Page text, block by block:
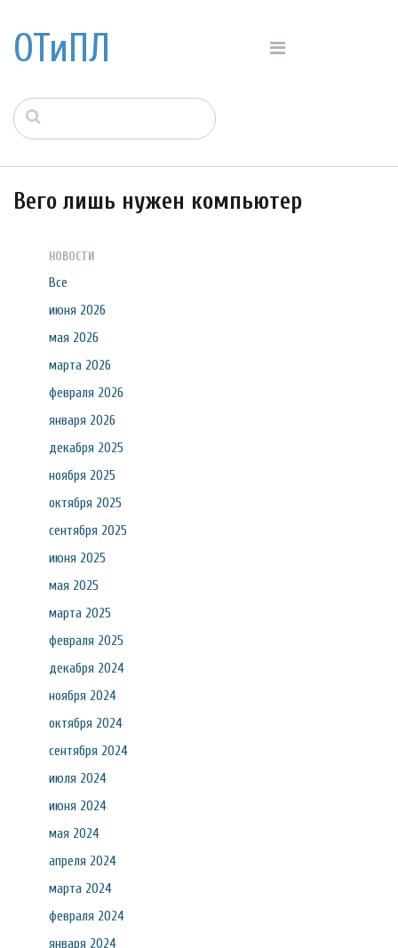
ОТиПЛ
Вего лишь нужен компьютер
НОВОСТИ
Все
июня 2026
мая 2026
марта 2026
февраля 2026
января 2026
декабря 2025
ноября 2025
октября 2025
сентября 2025
июня 2025
мая 2025
марта 2025
февраля 2025
декабря 2024
ноября 2024
октября 2024
сентября 2024
июля 2024
июня 2024
мая 2024
апреля 2024
марта 2024
февраля 2024
января 2024